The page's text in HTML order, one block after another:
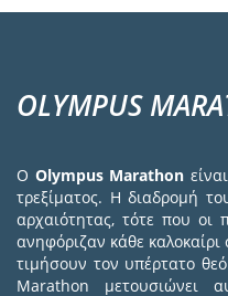
OLYMPUS
Ο Olympus Marathon
τρεξίματος. Η διαδρομή
αρχαιότητας, τότε που οι
ανηφόριζαν κάθε
τιμήσουν τον υπέρτατο
Marathon μετουσιώνει